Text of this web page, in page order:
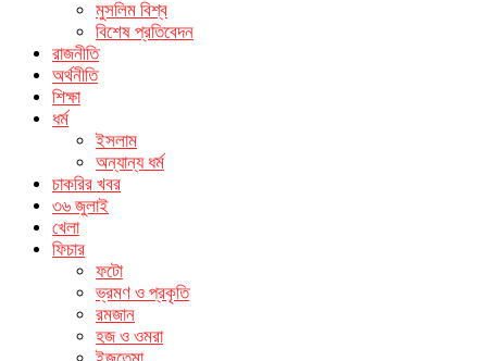
মুসলিম বিশ্ব
বিশেষ প্রতিবেদন
রাজনীতি
অর্থনীতি
শিক্ষা
ধর্ম
ইসলাম
অন্যান্য ধর্ম
চাকরির খবর
৩৬ জুলাই
খেলা
ফিচার
ফটো
ভ্রমণ ও প্রকৃতি
রমজান
হজ ও ওমরা